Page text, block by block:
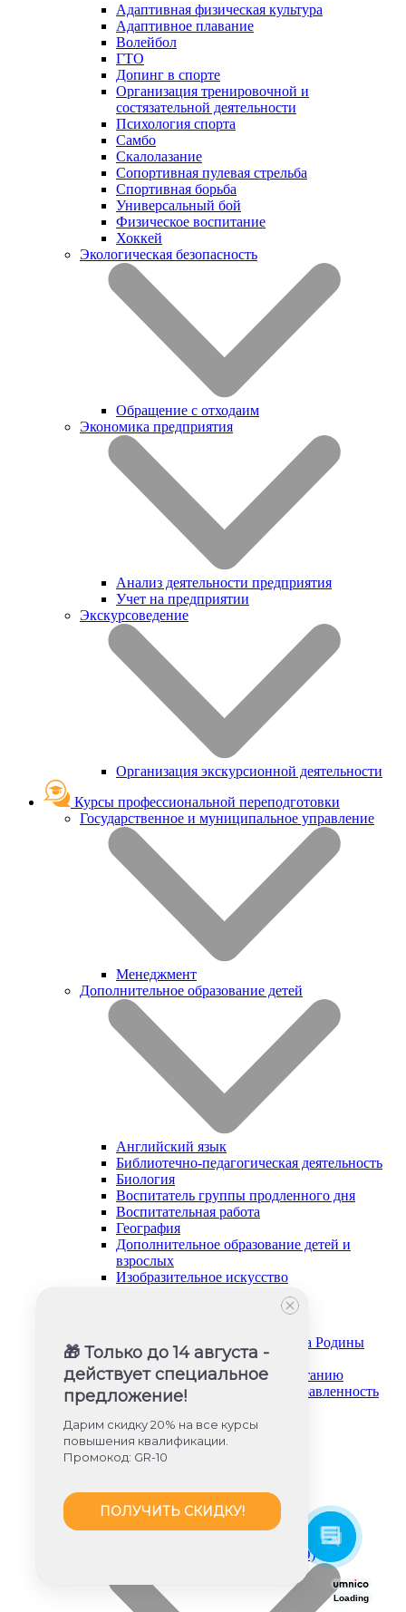
Адаптивная физическая культура
Адаптивное плавание
Волейбол
ГТО
Допинг в спорте
Организация тренировочной и
состязательной деятельности
Психология спорта
Самбо
Скалолазание
Сопортивная пулевая стрельба
Спортивная борьба
Универсальный бой
Физическое воспитание
Хоккей
Экологическая безопасность
Обращение с отходаим
Экономика предприятия
Анализ деятельности предприятия
Учет на предприятии
Экскурсоведение
Организация экскурсионной деятельности
Курсы профессиональной переподготовки
Государственное и муниципальное управление
Менеджмент
Дополнительное образование детей
Английский язык
Библиотечно-педагогическая деятельность
Биология
Воспитатель группы продленного дня
Воспитательная работа
География
Дополнительное образование детей и
взрослых
Изобразительное искусство
История и обществознание
Основы безопасности и защита Родины
Русский язык и литература
Советник директора по воспитанию
Социально-гуманитарная направленность
Техническая направленность
Труд (технология)
Туризм и краеведение
Физика
Физическое воспитание
Художественная направленность
Дошкольное образование (ФГОС ДО)
Loading
🎁 Только до 14 августа -
действует специальное
предложение!
Дарим скидку 20% на все курсы
повышения квалификации.
Промокод: GR-10
ПОЛУЧИТЬ СКИДКУ!